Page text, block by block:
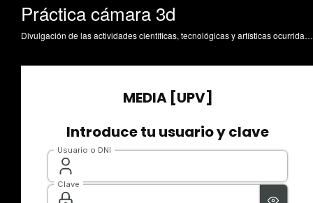
Práctica cámara 3d
Divulgación de las actividades científicas, tecnológicas y artísticas ocurridas en los tres campus de la UPV